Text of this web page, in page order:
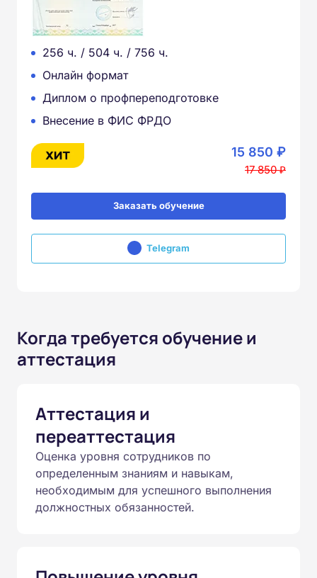
256 ч. / 504 ч. / 756 ч.
Онлайн формат
Диплом о профпереподготовке
Внесение в ФИС ФРДО
15 850 ₽
17 850 ₽
Заказать обучение
Telegram
Когда требуется обучение и
аттестация
Аттестация и
переаттестация
Оценка уровня сотрудников по
определенным знаниям и навыкам,
необходимым для успешного выполнения
должностных обязанностей.